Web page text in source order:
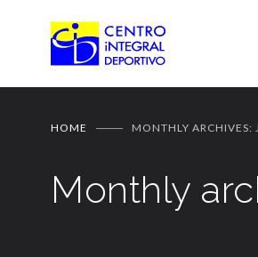
HOME MONTHLY ARCHIVES:
Monthly